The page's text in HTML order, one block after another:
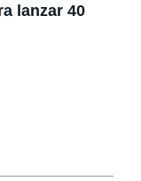
lanzar 40